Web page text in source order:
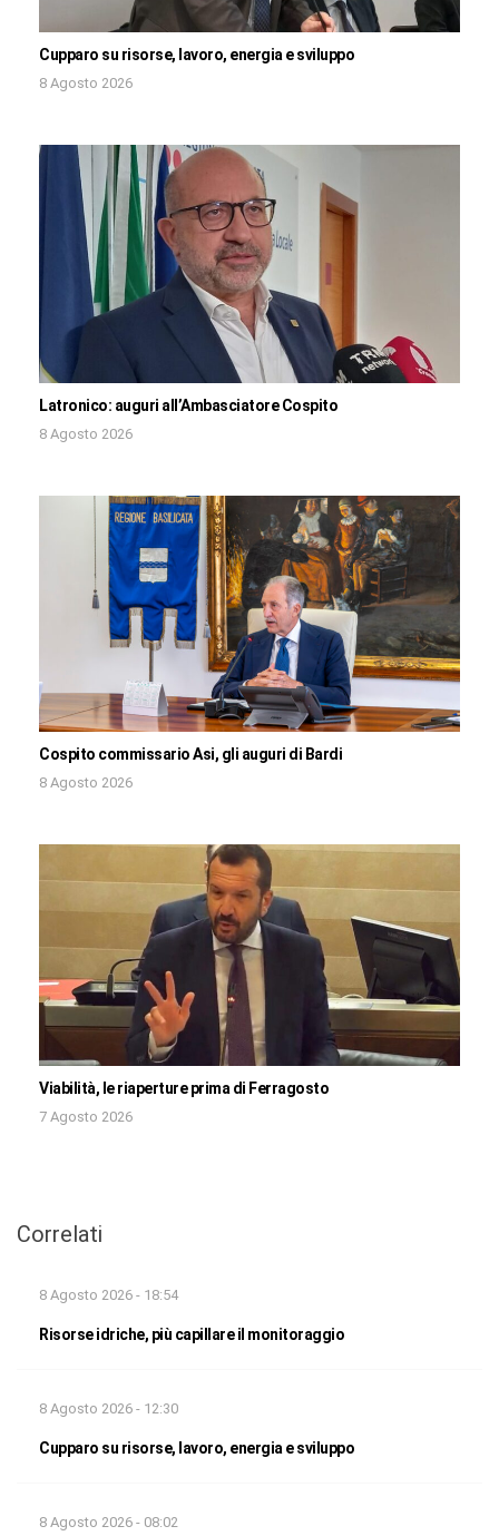
Cupparo su risorse, lavoro, energia e sviluppo
8 Agosto 2026
Latronico: auguri all’Ambasciatore Cospito
8 Agosto 2026
Cospito commissario Asi, gli auguri di Bardi
8 Agosto 2026
Viabilità, le riaperture prima di Ferragosto
7 Agosto 2026
Correlati
8 Agosto 2026 - 18:54
Risorse idriche, più capillare il monitoraggio
8 Agosto 2026 - 12:30
Cupparo su risorse, lavoro, energia e sviluppo
8 Agosto 2026 - 08:02